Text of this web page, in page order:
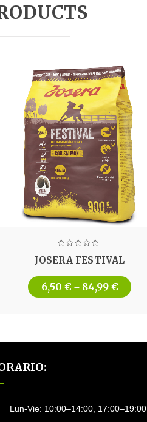
JOSERA FESTIVAL
6,50 € – 84,99 €
Lun-Vie: 10:00–14:00, 17:00–19:00